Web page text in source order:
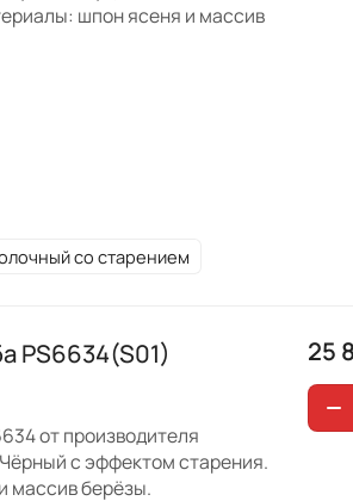
шпон ясеня и массив
со старением
PS6634(S01)
от производителя
с эффектом старения.
массив берёзы.
25